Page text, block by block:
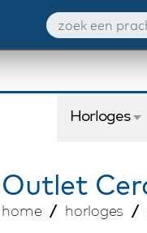
Horloges
Outlet
home horloges